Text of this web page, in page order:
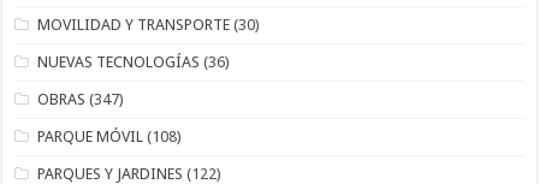
MOVILIDAD Y TRANSPORTE (30)
NUEVAS TECNOLOGÍAS (36)
OBRAS (347)
PARQUE MÓVIL (108)
PARQUES Y JARDINES (122)